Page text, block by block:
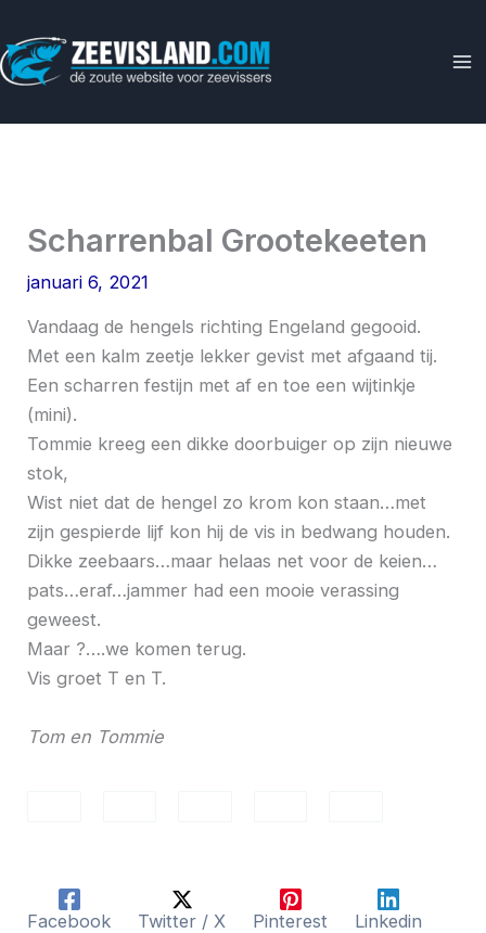
naar
de
Scharrenbal Grootekeeten
januari 6, 2021
Vandaag de hengels richting Engeland gegooid.
Met een kalm zeetje lekker gevist met afgaand tij.
Een scharren festijn met af en toe een wijtinkje
(mini).
Tommie kreeg een dikke doorbuiger op zijn nieuwe
stok,
Wist niet dat de hengel zo krom kon staan…met
zijn gespierde lijf kon hij de vis in bedwang houden.
Dikke zeebaars…maar helaas net voor de keien…
pats…eraf…jammer had een mooie verassing
geweest.
Maar ?….we komen terug.
Vis groet T en T.
Tom en Tommie
Facebook Twitter / X Pinterest Linkedin